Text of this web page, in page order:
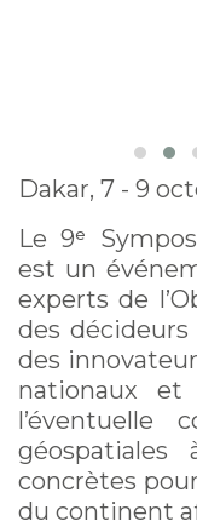
Dakar, 7 - 9
Le 9ᵉ
est un
experts de
des
des
nationaux et
l’éventuelle
géospatiales
concrètes
du continent